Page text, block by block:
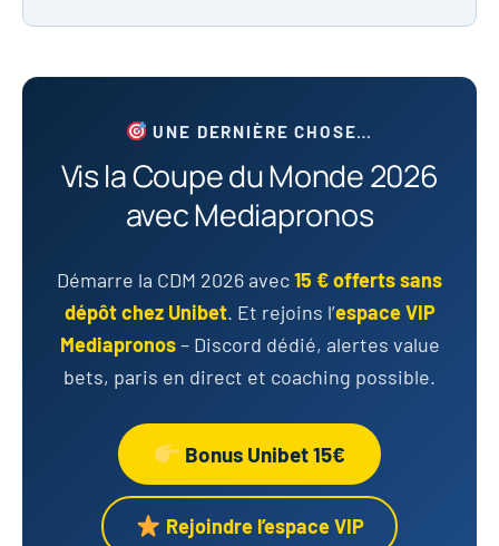
UNE DERNIÈRE CHOSE…
Vis la Coupe du Monde 2026
avec Mediapronos
Démarre la CDM 2026 avec15 € offerts sans
dépôt chez Unibet. Et rejoins l’espace VIP
Mediapronos– Discord dédié, alertes value
bets, paris en direct et coaching possible.
Bonus Unibet 15€
Rejoindre l’espace VIP